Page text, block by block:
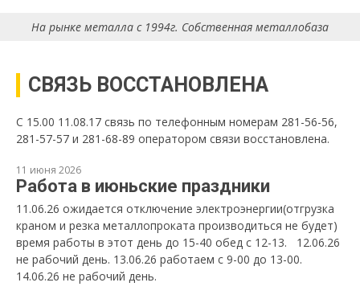
На рынке металла с 1994г. Собственная металлобаза
СВЯЗЬ ВОССТАНОВЛЕНА
С 15.00 11.08.17 связь по телефонным номерам 281-56-56,
281-57-57 и 281-68-89 оператором связи восстановлена.
11 июня 2026
Работа в июньские праздники
11.06.26 ожидается отключение электроэнергии(отгрузка
краном и резка металлопроката производиться не будет)
время работы в этот день до 15-40 обед с 12-13. 12.06.26
не рабочий день. 13.06.26 работаем с 9-00 до 13-00.
14.06.26 не рабочий день.